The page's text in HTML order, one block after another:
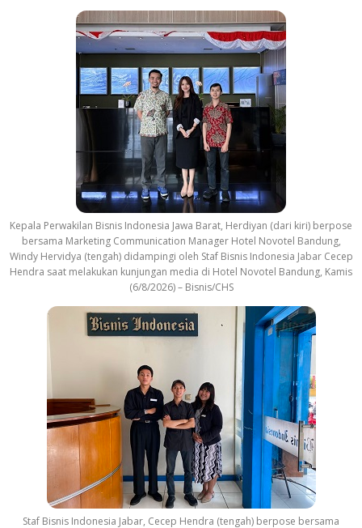
Kepala Perwakilan Bisnis Indonesia Jawa Barat, Herdiyan (dari kiri) berpose
bersama Marketing Communication Manager Hotel Novotel Bandung,
Windy Hervidya (tengah) didampingi oleh Staf Bisnis Indonesia Jabar Cecep
Hendra saat melakukan kunjungan media di Hotel Novotel Bandung, Kamis
(6/8/2026) – Bisnis/CHS
Staf Bisnis Indonesia Jabar, Cecep Hendra (tengah) berpose bersama